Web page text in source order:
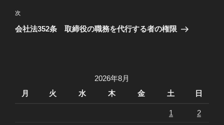
ビ
ゲ
投
稿
次
の
次
会社法352条 取締役の職務を代行する者の権限
2026年8月
月
火 水 木 金 土 日
1 2